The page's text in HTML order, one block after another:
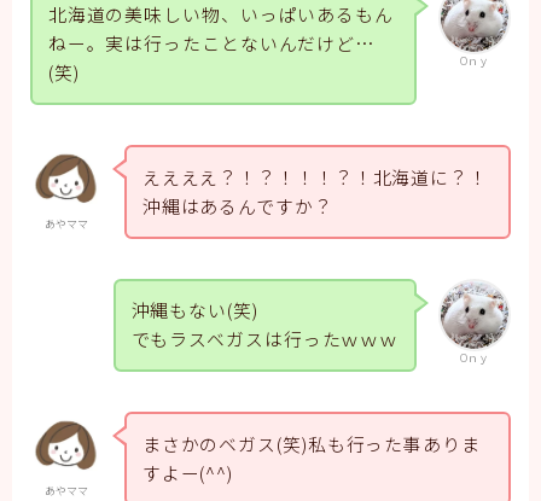
Oｎｙ
北海道の美味しい物、いっぱいあるもん
ねー。実は行ったことないんだけど…
(笑)
あやママ
ええええ？！？！！！？！北海道に？！
沖縄はあるんですか？
Oｎｙ
沖縄もない(笑)
でもラスベガスは行ったｗｗｗ
あやママ
まさかのベガス(笑)私も行った事ありま
すよー(^^)